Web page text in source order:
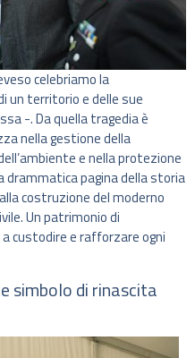
celebriamo la
un territorio e delle sue
-. Da quella tragedia è
nella gestione della
e nella protezione
drammatica pagina della storia
costruzione del moderno
Un patrimonio di
custodire e rafforzare ogni
simbolo di rinascita